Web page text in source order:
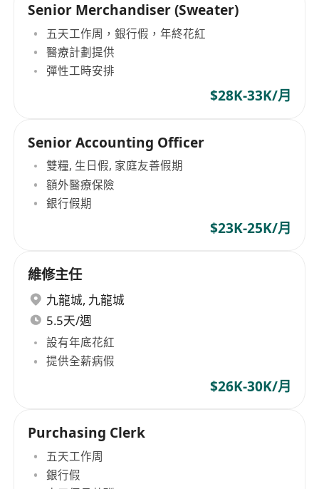
Senior Merchandiser (Sweater)
五天工作周，銀行假，年終花紅
醫療計劃提供
彈性工時安排
$28K-33K/月
Senior Accounting Officer
雙糧, 生日假, 家庭友善假期
額外醫療保險
銀行假期
$23K-25K/月
維修主任
九龍城, 九龍城
5.5天/週
設有年底花紅
提供全薪病假
$26K-30K/月
Purchasing Clerk
五天工作周
銀行假